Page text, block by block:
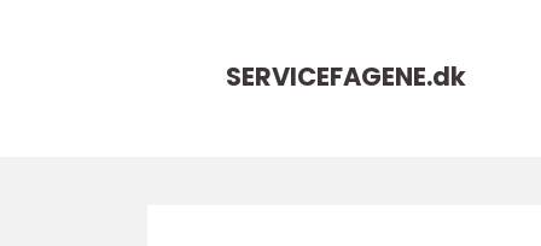
SERVICEFAGENE.dk